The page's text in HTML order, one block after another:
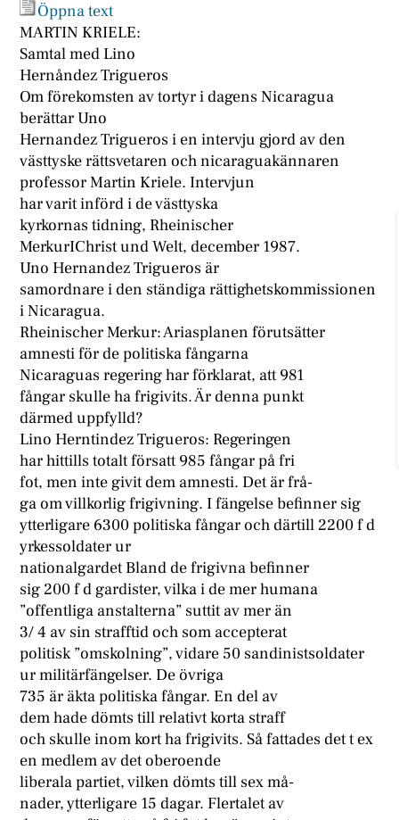
Öppna text
MARTIN KRIELE:
Samtal med Lino
Hernåndez Trigueros
Om förekomsten av tortyr i dagens Nicaragua
berättar Uno
Hernandez Trigueros i en intervju gjord av den
västtyske rättsvetaren och nicaraguakännaren
professor Martin Kriele. Intervjun
har varit införd i de västtyska
kyrkornas tidning, Rheinischer
MerkurIChrist und Welt, december 1987.
Uno Hernandez Trigueros är
samordnare i den ständiga rättighetskommissionen
i Nicaragua.
Rheinischer Merkur: Ariasplanen förutsätter
amnesti för de politiska fångarna
Nicaraguas regering har förklarat, att 981
fångar skulle ha frigivits. Är denna punkt
därmed uppfylld?
Lino Herntindez Trigueros: Regeringen
har hittills totalt försatt 985 fångar på fri
fot, men inte givit dem amnesti. Det är frå-
ga om villkorlig frigivning. I fängelse befinner sig
ytterligare 6300 politiska fångar och därtill 2200 f d
yrkessoldater ur
nationalgardet Bland de frigivna befinner
sig 200 f d gardister, vilka i de mer humana
”offentliga anstalterna” suttit av mer än
3/ 4 av sin strafftid och som accepterat
politisk ”omskolning”, vidare 50 sandinistsoldater
ur militärfängelser. De övriga
735 är äkta politiska fångar. En del av
dem hade dömts till relativt korta straff
och skulle inom kort ha frigivits. Så fattades det t ex
en medlem av det oberoende
liberala partiet, vilken dömts till sex må-
nader, ytterligare 15 dagar. Flertalet av